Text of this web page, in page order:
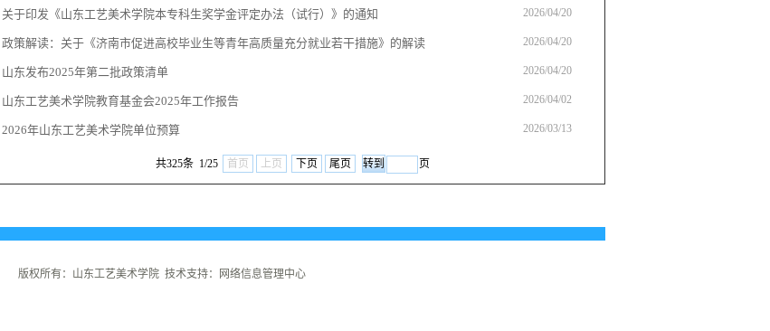
关于印发《山东工艺美术学院本专科生奖学金评定办法（试行）》的通知 2026/04/20
政策解读：关于《济南市促进高校毕业生等青年高质量充分就业若干措施》的解读 2026/04/20
山东发布2025年第二批政策清单 2026/04/20
山东工艺美术学院教育基金会2025年工作报告 2026/04/02
2026年山东工艺美术学院单位预算 2026/03/13
共325条 1/25 首页 上页 下页 尾页 页
版权所有：山东工艺美术学院 技术支持：网络信息管理中心